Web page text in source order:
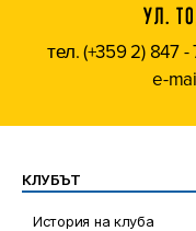
УЛ.
тел. (+359 2) 847
e-
КЛУБЪТ
История на клуба